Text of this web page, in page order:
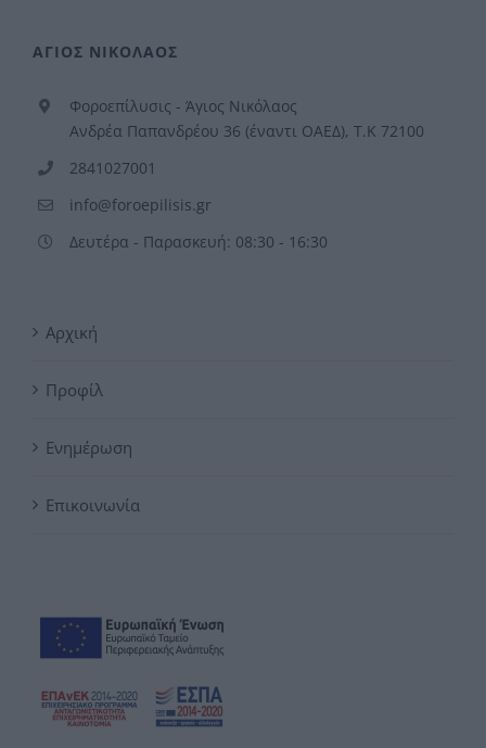
ΑΓΙΟΣ ΝΙΚΟΛΑΟΣ
Φοροεπίλυσις - Άγιος Νικόλαος
Ανδρέα Παπανδρέου 36 (έναντι ΟΑΕΔ), Τ.Κ 72100
2841027001
info@foroepilisis.gr
Δευτέρα - Παρασκευή: 08:30 - 16:30
Αρχική
Προφίλ
Ενημέρωση
Επικοινωνία